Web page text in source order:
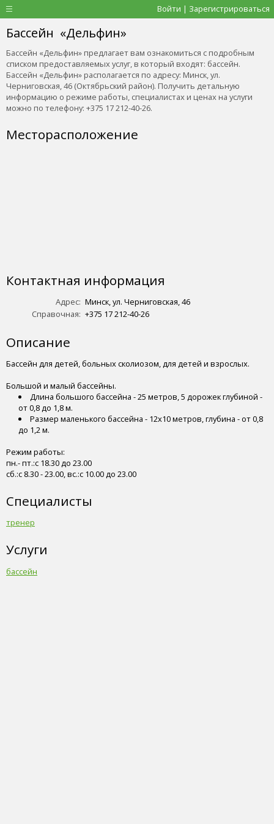
Войти | Зарегистрироваться
Бассейн «Дельфин»
Бассейн «Дельфин» предлагает вам ознакомиться с подробным
списком предоставляемых услуг, в который входят: бассейн.
Бассейн «Дельфин» располагается по адресу: Минск, ул.
Черниговская, 46 (Октябрьский район). Получить детальную
информацию о режиме работы, специалистах и ценах на услуги
можно по телефону: +375 17 212-40-26.
Месторасположение
Контактная информация
Адрес: Минск, ул. Черниговская, 46
Cправочная: +375 17 212-40-26
Описание
Бассейн для детей, больных сколиозом, для детей и взрослых.
Большой и малый бассейны.
Длина большого бассейна - 25 метров, 5 дорожек глубиной -
от 0,8 до 1,8 м.
Размер маленького бассейна - 12х10 метров, глубина - от 0,8
до 1,2 м.
Режим работы:
пн.- пт.:с 18.30 до 23.00
сб.:с 8.30 - 23.00, вс.:с 10.00 до 23.00
Специалисты
тренер
Услуги
бассейн